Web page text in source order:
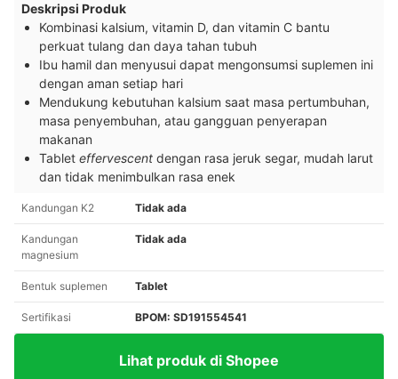
Deskripsi Produk
Kombinasi kalsium, vitamin D, dan vitamin C bantu
perkuat tulang dan daya tahan tubuh
Ibu hamil dan menyusui dapat mengonsumsi suplemen ini
dengan aman setiap hari
Mendukung kebutuhan kalsium saat masa pertumbuhan,
masa penyembuhan, atau gangguan penyerapan
makanan
Tablet effervescent dengan rasa jeruk segar, mudah larut
dan tidak menimbulkan rasa enek
Kandungan K2 Tidak ada
Kandungan
magnesium
Tidak ada
Bentuk suplemen Tablet
Sertifikasi BPOM: SD191554541
Lihat produk di Shopee